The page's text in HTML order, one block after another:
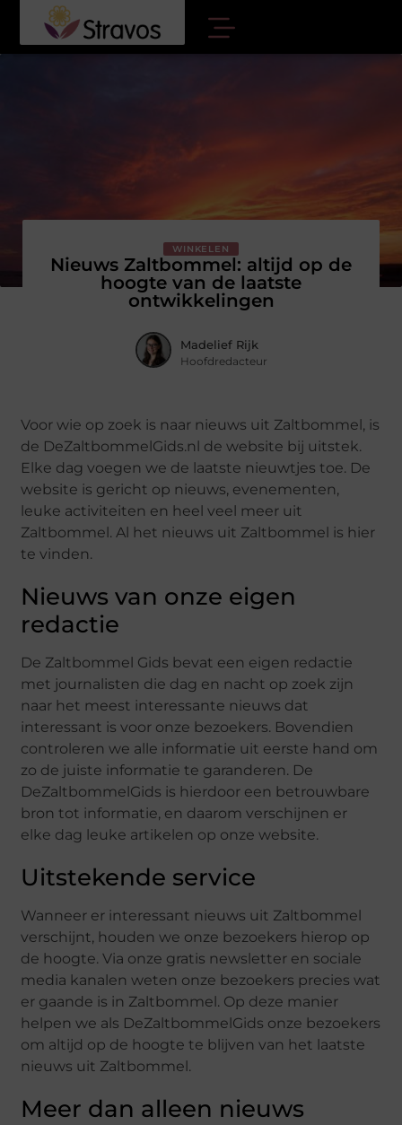
WINKELEN
Nieuws Zaltbommel: altijd op de
hoogte van de laatste
ontwikkelingen
Madelief Rijk
Hoofdredacteur
Voor wie op zoek is naar nieuws uit Zaltbommel, is
de DeZaltbommelGids.nl de website bij uitstek.
Elke dag voegen we de laatste nieuwtjes toe. De
website is gericht op nieuws, evenementen,
leuke activiteiten en heel veel meer uit
Zaltbommel. Al het nieuws uit Zaltbommel is hier
te vinden.
Nieuws van onze eigen
redactie
De Zaltbommel Gids bevat een eigen redactie
met journalisten die dag en nacht op zoek zijn
naar het meest interessante nieuws dat
interessant is voor onze bezoekers. Bovendien
controleren we alle informatie uit eerste hand om
zo de juiste informatie te garanderen. De
DeZaltbommelGids is hierdoor een betrouwbare
bron tot informatie, en daarom verschijnen er
elke dag leuke artikelen op onze website.
Uitstekende service
Wanneer er interessant nieuws uit Zaltbommel
verschijnt, houden we onze bezoekers hierop op
de hoogte. Via onze gratis newsletter en sociale
media kanalen weten onze bezoekers precies wat
er gaande is in Zaltbommel. Op deze manier
helpen we als DeZaltbommelGids onze bezoekers
om altijd op de hoogte te blijven van het laatste
nieuws uit Zaltbommel.
Meer dan alleen nieuws